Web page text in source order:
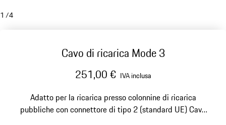
1 /4
Cavo di ricarica Mode 3
251,00 € IVA inclusa
Adatto per la ricarica presso colonnine di ricarica
pubbliche con connettore di tipo 2 (standard UE)Cavo